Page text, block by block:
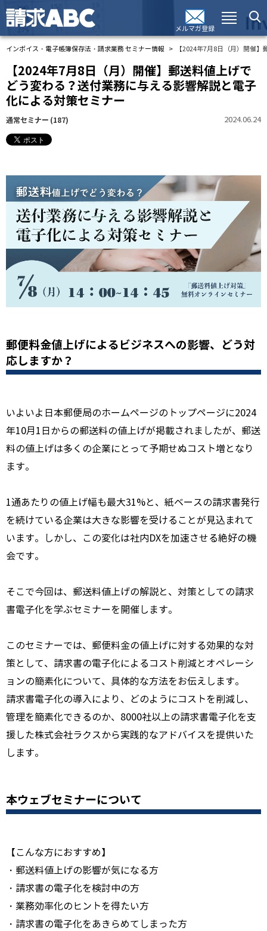
メルマガ登録
インボイス・電子帳簿保存法・請求業務 セミナー情報 【2024年7月8日（月）開催
【2024年7月8日（月）開催】郵送料値上げで
どう変わる？送付業務に与える影響解説と電子
化による対策セミナー
通常セミナー (187) 2024.06.24
郵便料金値上げによるビジネスへの影響、どう対
応しますか？
いよいよ日本郵便局のホームページのトップページに2024
年10月1日からの郵送料の値上げが掲載されましたが、郵送
料の値上げは多くの企業にとって予期せぬコスト増となり
ます。
1通あたりの値上げ幅も最大31%と、紙ベースの請求書発行
を続けている企業は大きな影響を受けることが見込まれて
います。しかし、この変化は社内DXを加速させる絶好の機
会です。
そこで今回は、郵送料値上げの解説と、対策としての請求
書電子化を学ぶセミナーを開催します。
このセミナーでは、郵便料金の値上げに対する効果的な対
策として、請求書の電子化によるコスト削減とオペレーシ
ョンの簡素化について、具体的な方法をお伝えします。
請求書電子化の導入により、どのようにコストを削減し、
管理を簡素化できるのか、8000社以上の請求書電子化を支
援した株式会社ラクスから実践的なアドバイスを提供いた
します。
本ウェブセミナーについて
【こんな方におすすめ】
・郵送料値上げの影響が気になる方
・請求書の電子化を検討中の方
・業務効率化のヒントを得たい方
・請求書の電子化をあきらめてしまった方